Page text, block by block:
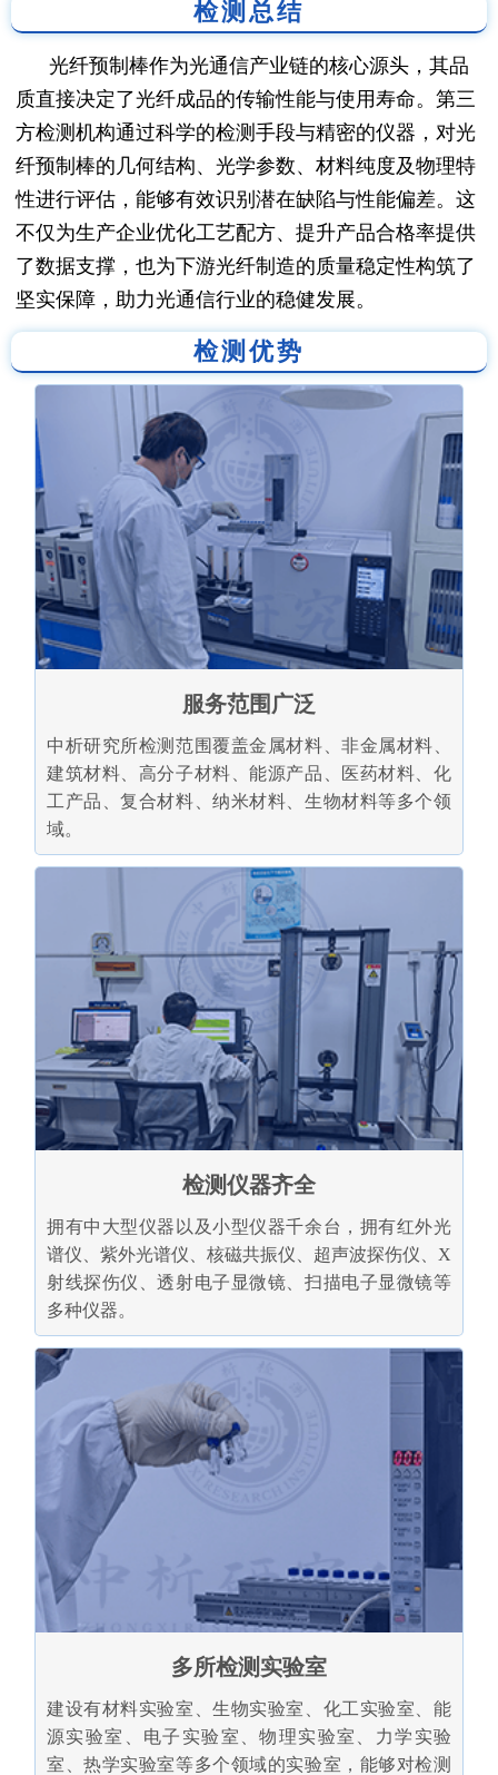
检测总结
光纤预制棒作为光通信产业链的核心源头，其品
质直接决定了光纤成品的传输性能与使用寿命。第三
方检测机构通过科学的检测手段与精密的仪器，对光
纤预制棒的几何结构、光学参数、材料纯度及物理特
性进行评估，能够有效识别潜在缺陷与性能偏差。这
不仅为生产企业优化工艺配方、提升产品合格率提供
了数据支撑，也为下游光纤制造的质量稳定性构筑了
坚实保障，助力光通信行业的稳健发展。
检测优势
服务范围广泛
中析研究所检测范围覆盖金属材料、非金属材料、
建筑材料、高分子材料、能源产品、医药材料、化
工产品、复合材料、纳米材料、生物材料等多个领
域。
检测仪器齐全
拥有中大型仪器以及小型仪器千余台，拥有红外光
谱仪、紫外光谱仪、核磁共振仪、超声波探伤仪、X
射线探伤仪、透射电子显微镜、扫描电子显微镜等
多种仪器。
多所检测实验室
建设有材料实验室、生物实验室、化工实验室、能
源实验室、电子实验室、物理实验室、力学实验
室、热学实验室等多个领域的实验室，能够对检测